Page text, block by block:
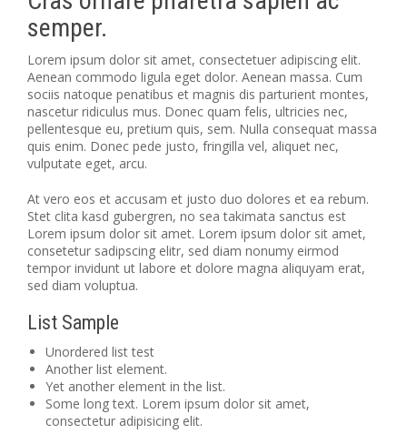
semper.
Lorem ipsum dolor sit amet, consectetuer adipiscing elit.
Aenean commodo ligula eget dolor. Aenean massa. Cum
sociis natoque penatibus et magnis dis parturient montes,
nascetur ridiculus mus. Donec quam felis, ultricies nec,
pellentesque eu, pretium quis, sem. Nulla consequat massa
quis enim. Donec pede justo, fringilla vel, aliquet nec,
vulputate eget, arcu.
At vero eos et accusam et justo duo dolores et ea rebum.
Stet clita kasd gubergren, no sea takimata sanctus est
Lorem ipsum dolor sit amet. Lorem ipsum dolor sit amet,
consetetur sadipscing elitr, sed diam nonumy eirmod
tempor invidunt ut labore et dolore magna aliquyam erat,
sed diam voluptua.
List Sample
Unordered list test
Another list element.
Yet another element in the list.
Some long text. Lorem ipsum dolor sit amet,
consectetur adipisicing elit.